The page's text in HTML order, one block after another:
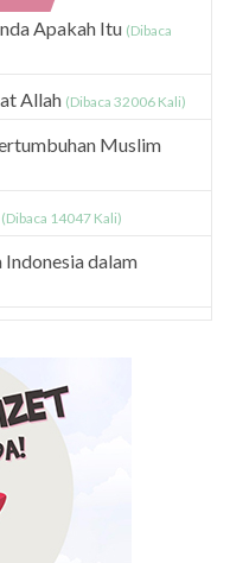
Apakah Itu (Dibaca
Allah (Dibaca 32006 Kali)
Muslim
(Dibaca 14047 Kali)
Indonesia dalam